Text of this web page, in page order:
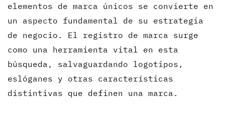
elementos de marca únicos se convierte en
un aspecto fundamental de su estrategia
de negocio. El registro de marca surge
como una herramienta vital en esta
búsqueda, salvaguardando logotipos,
eslóganes y otras características
distintivas que definen una marca.